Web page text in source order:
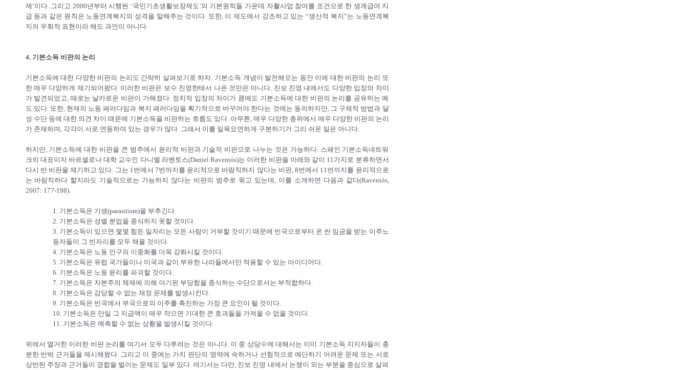
제’이다. 그리고 2000년부터 시행된 ‘국민기초생활보장제도’의 기본원칙들 가운데 자활사업 참여를 조건으로 한 생계급여 지
급 등과 같은 원칙은 노동연계복지의 성격을 말해주는 것이다. 또한, 이 제도에서 강조하고 있는 “생산적 복지”는 노동연계복
지의 우회적 표현이라 해도 과언이 아니다.
4. 기본소득 비판의 논리
기본소득에 대한 다양한 비판의 논리도 간략히 살펴보기로 하자. 기본소득 개념이 발전해오는 동안 이에 대한 비판의 논리 또
한 매우 다양하게 제기되어왔다. 이러한 비판은 보수 진영한테서 나온 것만은 아니다. 진보 진영 내에서도 다양한 입장의 차이
가 발견되었고, 때로는 날카로운 비판이 가해졌다. 정치적 입장의 차이가 큼에도 기본소득에 대한 비판의 논리를 공유하는 예
도 있다. 또한, 현재의 노동 패러다임과 복지 패러다임을 획기적으로 바꾸어야 한다는 것에는 동의하지만, 그 구체적 방법과 달
성 수단 등에 대한 의견 차이 때문에 기본소득을 비판하는 흐름도 있다. 아무튼, 매우 다양한 층위에서 매우 다양한 비판의 논리
가 존재하며, 각각이 서로 연동하여 있는 경우가 많다. 그래서 이를 일목요연하게 구분하기가 그리 쉬운 일은 아니다.
하지만, 기본소득에 대한 비판을 큰 범주에서 윤리적 비판과 기술적 비판으로 나누는 것은 가능하다. 스페인 기본소득네트워
크의 대표이자 바르셀로나 대학 교수인 다니엘 라벤토스(Daniel Raventós)는 이러한 비판을 아래와 같이 11가지로 분류하면서
다시 반 비판을 제기하고 있다. 그는 1번에서 7번까지를 윤리적으로 바람직하지 않다는 비판, 8번에서 11번까지를 윤리적으로
는 바람직하다 할지라도 기술적으로는 가능하지 않다는 비판의 범주로 묶고 있는데, 이를 소개하면 다음과 같다(Raventós,
2007: 177-198).
1. 기본소득은 기생(parasitism)을 부추긴다.
2. 기본소득은 성별 분업을 종식하지 못할 것이다.
3. 기본소득이 있으면 몇몇 힘든 일자리는 모든 사람이 거부할 것이기 때문에 빈국으로부터 온 싼 임금을 받는 이주노
동자들이 그 빈자리를 모두 채울 것이다.
4. 기본소득은 노동 인구의 이중화를 더욱 강화시킬 것이다.
5. 기본소득은 유럽 국가들이나 미국과 같이 부유한 나라들에서만 적용할 수 있는 아이디어다.
6. 기본소득은 노동 윤리를 파괴할 것이다.
7. 기본소득은 자본주의 체제에 의해 야기된 부당함을 종식하는 수단으로서는 부적합하다.
8. 기본소득은 감당할 수 없는 재정 문제를 발생시킨다.
9. 기본소득은 빈국에서 부국으로의 이주를 촉진하는 가장 큰 요인이 될 것이다.
10. 기본소득은 만일 그 지급액이 매우 작으면 기대한 큰 효과들을 가져올 수 없을 것이다.
11. 기본소득은 예측할 수 없는 상황을 발생시킬 것이다.
위에서 열거한 이러한 비판 논리를 여기서 모두 다루려는 것은 아니다. 이 중 상당수에 대해서는 이미 기본소득 지지자들이 충
분한 반박 근거들을 제시해왔다. 그리고 이 중에는 가치 판단의 영역에 속하거나 선험적으로 예단하기 어려운 문제 또는 서로
상반된 주장과 근거들이 경합을 벌이는 문제도 일부 있다. 여기서는 다만, 진보 진영 내에서 논쟁이 되는 부분을 중심으로 살펴